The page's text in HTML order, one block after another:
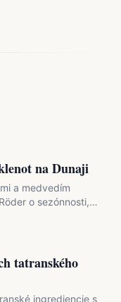
na Dunaji
a medvedím
o sezónnosti,…
tatranského
ingrediencie s